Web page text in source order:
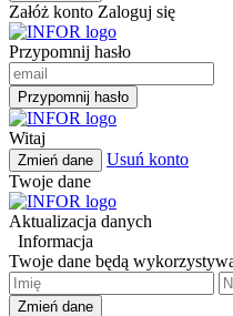
Załóż konto Zaloguj się
Przypomnij hasło
Przypomnij hasło
Witaj
Zmień dane
Usuń konto
Twoje dane
Aktualizacja danych
Informacja
Twoje dane będą
Zmień dane